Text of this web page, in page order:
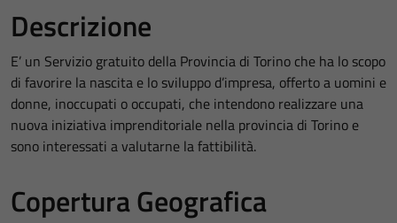
Descrizione
E’ un Servizio gratuito della Provincia di Torino che ha lo scopo
di favorire la nascita e lo sviluppo d’impresa, offerto a uomini e
donne, inoccupati o occupati, che intendono realizzare una
nuova iniziativa imprenditoriale nella provincia di Torino e
sono interessati a valutarne la fattibilità.
Copertura Geografica